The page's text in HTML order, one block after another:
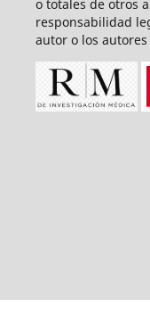
o totales de otros
responsabilidad
autor o los